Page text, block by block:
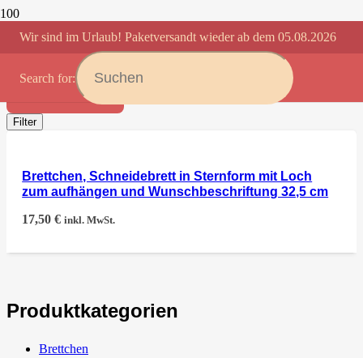
Wir sind im Urlaub! Paketversandt wieder ab dem 05.08.2026
Search for:
STERNBRETTCHEN
Anwenden
Filter
Brettchen, Schneidebrett in Sternform mit Loch
zum aufhängen und Wunschbeschriftung 32,5 cm
17,50€ inkl. MwSt.
Produktkategorien
Brettchen